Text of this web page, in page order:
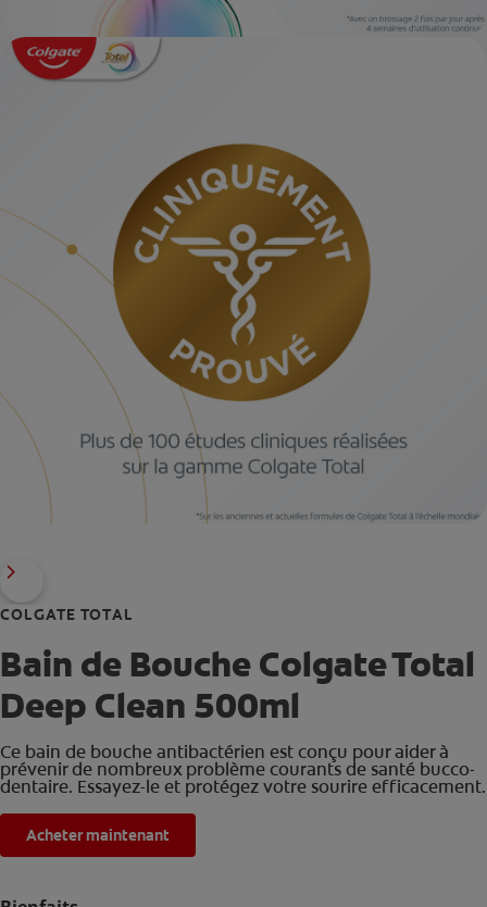
COLGATE TOTAL
Bain de Bouche Colgate Total
Deep Clean 500ml
Ce bain de bouche antibactérien est conçu pour aider à
prévenir de nombreux problème courants de santé bucco-
dentaire. Essayez-le et protégez votre sourire efficacement.
Acheter maintenant